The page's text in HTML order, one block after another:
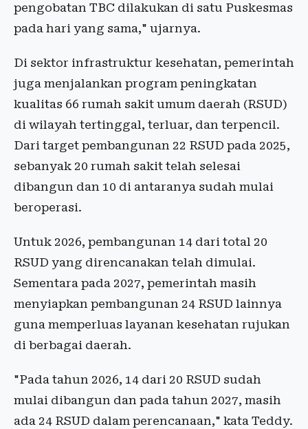
pengobatan TBC dilakukan di satu Puskesmas
pada hari yang sama," ujarnya.
Di sektor infrastruktur kesehatan, pemerintah
juga menjalankan program peningkatan
kualitas 66 rumah sakit umum daerah (RSUD)
di wilayah tertinggal, terluar, dan terpencil.
Dari target pembangunan 22 RSUD pada 2025,
sebanyak 20 rumah sakit telah selesai
dibangun dan 10 di antaranya sudah mulai
beroperasi.
Untuk 2026, pembangunan 14 dari total 20
RSUD yang direncanakan telah dimulai.
Sementara pada 2027, pemerintah masih
menyiapkan pembangunan 24 RSUD lainnya
guna memperluas layanan kesehatan rujukan
di berbagai daerah.
"Pada tahun 2026, 14 dari 20 RSUD sudah
mulai dibangun dan pada tahun 2027, masih
ada 24 RSUD dalam perencanaan," kata Teddy.